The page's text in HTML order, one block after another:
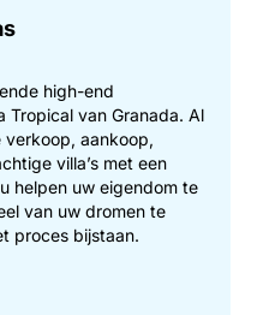
high-end
Tropical van Granada. Al
verkoop, aankoop,
villa’s met een
helpen uw eigendom te
van uw dromen te
proces bijstaan.